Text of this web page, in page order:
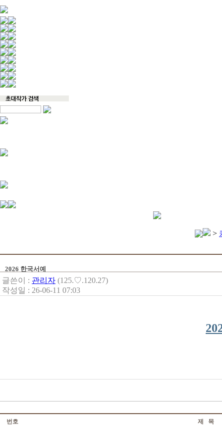
>
2026 한국서예
글쓴이 : 관리자 (125.♡.120.27)
작성일 : 26-06-11 07:03
번호 제 목